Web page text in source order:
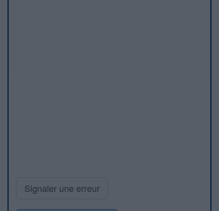
Signaler une erreur